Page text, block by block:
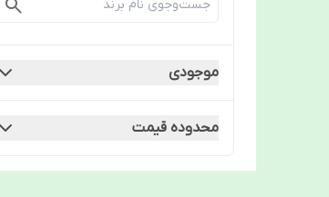
موجودی
محدوده قیمت